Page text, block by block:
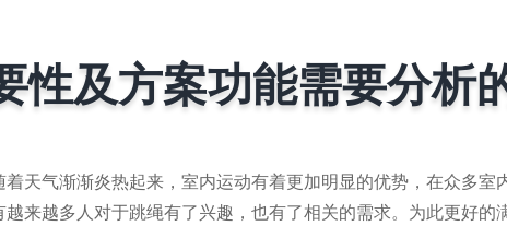
性及方案功能需要分析
天气渐渐炎热起来，室内运动有着更加明显的优势，在众多
来越多人对于跳绳有了兴趣，也有了相关的需求。为此更好